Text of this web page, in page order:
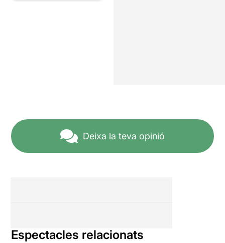
Deixa la teva opinió
Espectacles relacionats